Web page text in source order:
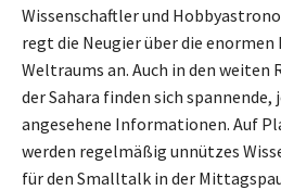
Wissenschaftler und
regt die Neugier über die enormen
Weltraums an. Auch in den weiten
der Sahara finden sich
angesehene Informationen. Auf
werden regelmäßig unnützes
für den Smalltalk in der